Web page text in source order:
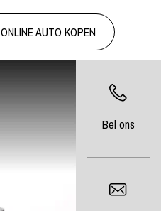
ONLINE AUTO KOPEN
Bel ons